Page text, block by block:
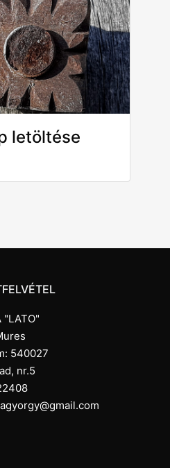
letöltése
"LATO"
540027
nr.5